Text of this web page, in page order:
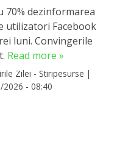
70% dezinformarea
utilizatori Facebook
luni. Convingerile
Read more »
Zilei - Stiripesurse |
2026 - 08:40